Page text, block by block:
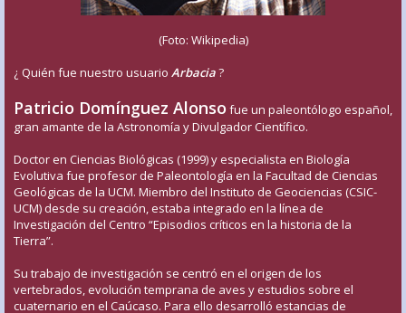
(Foto: Wikipedia)
¿ Quién fue nuestro usuario Arbacia?
Patricio Domínguez Alonso fue un paleontólogo español,
gran amante de la Astronomía y Divulgador Científico.
Doctor en Ciencias Biológicas (1999) y especialista en Biología
Evolutiva fue profesor de Paleontología en la Facultad de Ciencias
Geológicas de la UCM. Miembro del Instituto de Geociencias (CSIC-
UCM) desde su creación, estaba integrado en la línea de
Investigación del Centro “Episodios críticos en la historia de la
Tierra”.
Su trabajo de investigación se centró en el origen de los
vertebrados, evolución temprana de aves y estudios sobre el
cuaternario en el Caúcaso. Para ello desarrolló estancias de